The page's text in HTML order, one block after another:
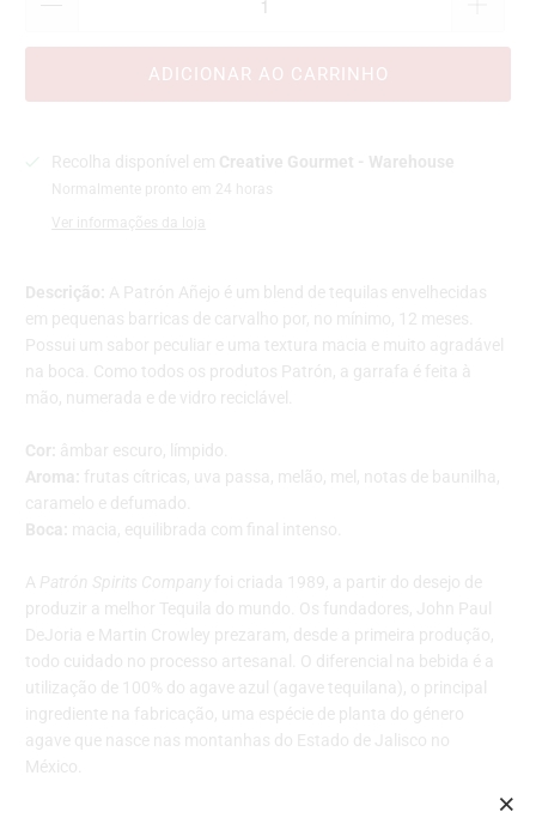
ADICIONAR AO CARRINHO
Recolha disponível em Creative Gourmet - Warehouse
Normalmente pronto em 24 horas
Ver informações da loja
Descrição:
A Patrón Añejo é um blend de tequilas envelhecidas
em pequenas barricas de carvalho por, no mínimo, 12 meses.
Possui um sabor peculiar e uma textura macia e muito agradável
na boca. Como todos os produtos Patrón, a garrafa é feita à
mão, numerada e de vidro reciclável.
Cor:
âmbar escuro, límpido.
Aroma:
frutas cítricas, uva passa, melão, mel, notas de baunilha,
caramelo e defumado.
Boca:
macia, equilibrada com final intenso.
A Patrón Spirits Company foi criada 1989, a partir do desejo de
produzir a melhor Tequila do mundo. Os fundadores, John Paul
DeJoria e Martin Crowley prezaram, desde a primeira produção,
todo cuidado no processo artesanal. O diferencial na bebida é a
utilização de 100% do agave azul (agave tequilana), o principal
ingrediente na fabricação, uma espécie de planta do género
agave que nasce nas montanhas do Estado de Jalisco no
México.